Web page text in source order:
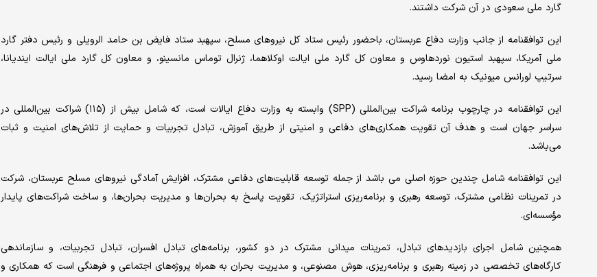
گارد ملی سعودی در آن شرکت داشتند.
این توافقنامه از جانب وزارت دفاع عربستان، باحضور رئیس ستاد کل نیروهای مسلح، سپهبد ستاد فایض بن حامد الرویلی و رئیس دفتر گارد
ملی آمریکا، سپهبد استیون نوردهاوس و معاون کل گارد ملی ایالت اوکلاهما، ژنرال توماس مانسینو، و معاون کل گارد ملی ایالت ایندیانا،
سرتیپ لورانس میونیک به امضا رسید.
این توافقنامه در چارچوب برنامه شراکت بین‌المللی (SPP) وابسته به وزارت دفاع ایالات است، که شامل بیش از (۱۱۵) شراکت بین‌المللی در
سراسر جهان است و هدف آن تقویت همکاری‌های دفاعی و امنیتی از طریق آموزش، تبادل تجربیات و حمایت از تلاش‌های امنیت و ثبات
می‌باشد.
این توافقنامه شامل چندین حوزه اصلی می باشد از جمله توسعه قابلیت‌های دفاعی مشترک، افزایش آمادگی نیروهای مسلح عربستان، شرکت
در تمرینات نظامی مشترک، توسعه رهبری و برنامه‌ریزی استراتژیک، تقویت پاسخ به بحران‌ها و مدیریت بحران‌ها، و ساخت شراکت‌های پایدار
مؤسسه‌ای.
همچنین شامل اجرای بازدیدهای تبادل، تمرینات میدانی مشترک در دو کشور، برنامه‌های تبادل افسران، تبادل تجربیات، و سازماندهی
کارگاه‌های تخصصی در زمینه رهبری و برنامه‌ریزی، هوش مصنوعی، و مدیریت بحران به همراه پروژه‌های اجتماعی و فرهنگی است که همکاری و